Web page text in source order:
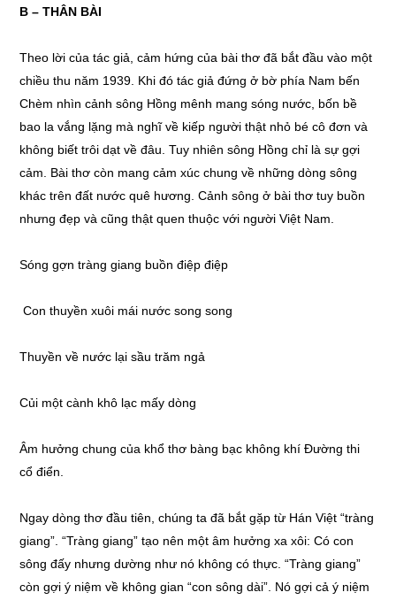
B – THÂN BÀI
Theo lời của tác giả, cảm hứng của bài thơ đã bắt đầu vào một
chiều thu năm 1939. Khi đó tác giả đứng ở bờ phía Nam bến
Chèm nhìn cảnh sông Hồng mênh mang sóng nước, bốn bề
bao la vắng lặng mà nghĩ về kiếp người thật nhỏ bé cô đơn và
không biết trôi dạt về đâu. Tuy nhiên sông Hồng chỉ là sự gợi
cảm. Bài thơ còn mang cảm xúc chung về những dòng sông
khác trên đất nước quê hương. Cảnh sông ở bài thơ tuy buồn
nhưng đẹp và cũng thật quen thuộc với người Việt Nam.
Sóng gợn tràng giang buồn điệp điệp
Con thuyền xuôi mái nước song song
Thuyền về nước lại sầu trăm ngả
Củi một cành khô lạc mấy dòng
Âm hưởng chung của khổ thơ bàng bạc không khí Đường thi
cổ điển.
Ngay dòng thơ đầu tiên, chúng ta đã bắt gặp từ Hán Việt “tràng
giang”. “Tràng giang” tạo nên một âm hưởng xa xôi: Có con
sông đấy nhưng dường như nó không có thực. “Tràng giang”
còn gợi ý niệm về không gian “con sông dài”. Nó gợi cả ý niệm